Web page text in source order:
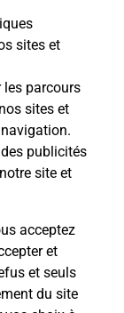
sites et
les parcours
sites et
publicités
site et
acceptez
et
et seuls
du site
à 14h00
Eymet